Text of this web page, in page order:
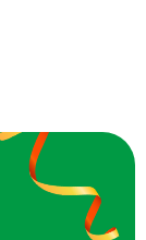
400 TL